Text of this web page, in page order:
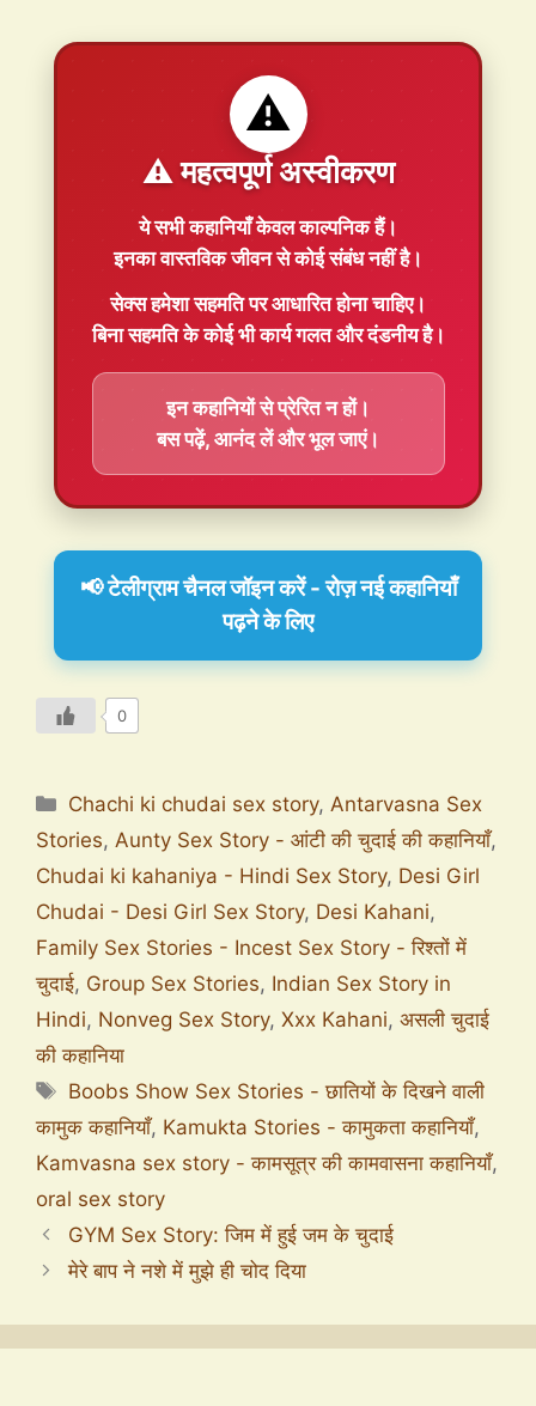
⚠️
⚠️ महत्वपूर्ण अस्वीकरण
ये सभी कहानियाँकेवल काल्पनिकहैं।
इनका वास्तविक जीवन से कोई संबंध नहीं है।
सेक्स हमेशासहमतिपर आधारित होना चाहिए।
बिना सहमति के कोई भी कार्य गलत और दंडनीय है।
इन कहानियों से प्रेरित न हों।
बस पढ़ें, आनंद लें और भूल जाएं।
📢 टेलीग्राम चैनल जॉइन करें - रोज़ नई कहानियाँ
पढ़ने के लिए
0
Chachi ki chudai sex story, Antarvasna Sex
Stories, Aunty Sex Story - आंटी की चुदाई की कहानियाँ,
Chudai ki kahaniya - Hindi Sex Story, Desi Girl
Chudai - Desi Girl Sex Story, Desi Kahani,
Family Sex Stories - Incest Sex Story - रिश्तों में
चुदाई, Group Sex Stories, Indian Sex Story in
Hindi, Nonveg Sex Story, Xxx Kahani, असली चुदाई
की कहानिया
Boobs Show Sex Stories - छातियों के दिखने वाली
कामुक कहानियाँ, Kamukta Stories - कामुकता कहानियाँ,
Kamvasna sex story - कामसूत्र की कामवासना कहानियाँ,
oral sex story
GYM Sex Story: जिम में हुई जम के चुदाई
मेरे बाप ने नशे में मुझे ही चोद दिया